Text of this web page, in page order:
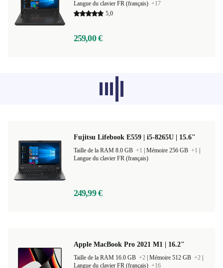
Langue du clavier FR (français) +17
5,0
259,00 €
Les produits recommandés dans d'autres
catégories ne se chargent pas pour le
Fujitsu Lifebook E559 | i5-8265U | 15.6"
Apple MacBook Pro 2021 M1 | 16.2"